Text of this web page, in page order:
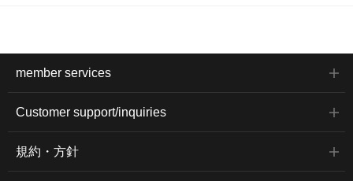
member services
Customer support/inquiries
規約・方針